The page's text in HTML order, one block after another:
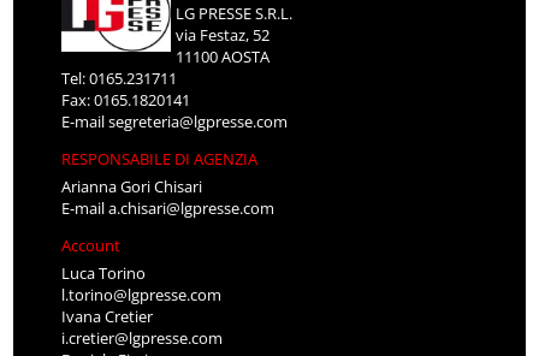
LG PRESSE S.R.L.
via Festaz, 52
11100 AOSTA
Tel: 0165.231711
Fax: 0165.1820141
E-mailsegreteria@lgpresse.com
RESPONSABILE DI AGENZIA
Arianna Gori Chisari
E-maila.chisari@lgpresse.com
Account
Luca Torino
l.torino@lgpresse.com
Ivana Cretier
i.cretier@lgpresse.com